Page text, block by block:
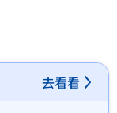
去看看